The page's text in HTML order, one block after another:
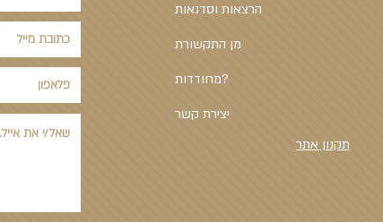
הרצאות וסדנאות
מן התקשורת
מחודדות?
יצירת קשר
תקנון אתר